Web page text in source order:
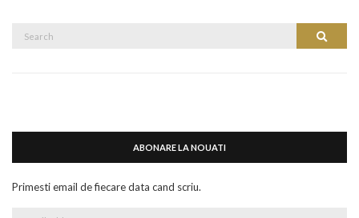
Search
Search
ABONARE LA NOUATI
Primesti email de fiecare data cand scriu.